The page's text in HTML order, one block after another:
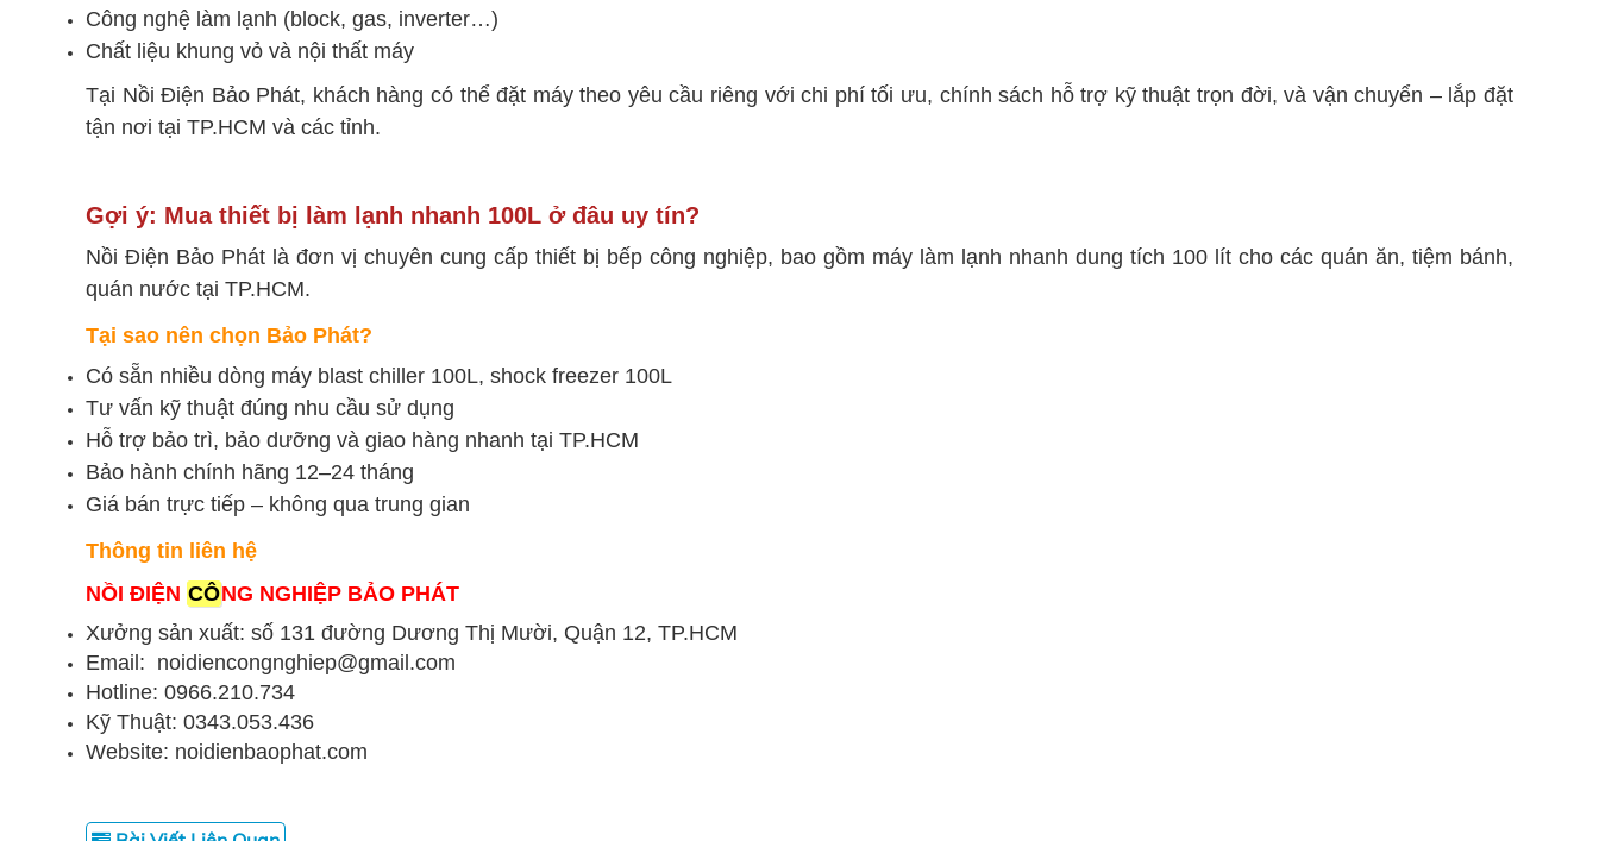
Công nghệ làm lạnh (block, gas, inverter…)
Chất liệu khung vỏ và nội thất máy
Tại Nồi Điện Bảo Phát, khách hàng có thể đặt máy theo yêu cầu riêng với chi phí tối ưu, chính sách hỗ trợ kỹ thuật trọn đời, và vận chuyển – lắp đặt
tận nơi tại TP.HCM và các tỉnh.
Gợi ý: Mua thiết bị làm lạnh nhanh 100L ở đâu uy tín?
Nồi Điện Bảo Phát là đơn vị chuyên cung cấp thiết bị bếp công nghiệp, bao gồm máy làm lạnh nhanh dung tích 100 lít cho các quán ăn, tiệm bánh,
quán nước tại TP.HCM.
Tại sao nên chọn Bảo Phát?
Có sẵn nhiều dòng máy blast chiller 100L, shock freezer 100L
Tư vấn kỹ thuật đúng nhu cầu sử dụng
Hỗ trợ bảo trì, bảo dưỡng và giao hàng nhanh tại TP.HCM
Bảo hành chính hãng 12–24 tháng
Giá bán trực tiếp – không qua trung gian
Thông tin liên hệ
NỒI ĐIỆN CÔNG NGHIỆP BẢO PHÁT
Xưởng sản xuất: số 131 đường Dương Thị Mười, Quận 12, TP.HCM
Email: noidiencongnghiep@gmail.com
Hotline: 0966.210.734
Kỹ Thuật: 0343.053.436
Website: noidienbaophat.com